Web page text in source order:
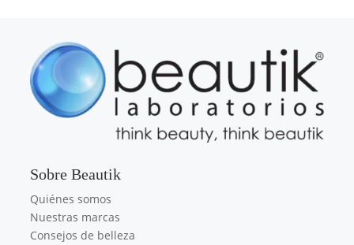
Sobre Beautik
Quiénes somos
Nuestras marcas
Consejos de belleza